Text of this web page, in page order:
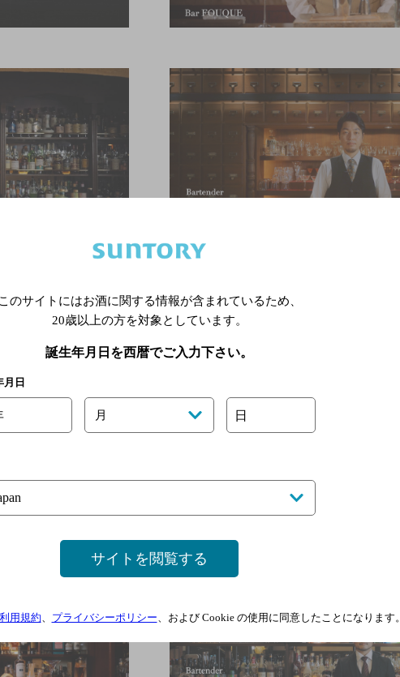
このサイトにはお酒に関する情報が含まれているため、
20歳以上の方を対象としています。
誕生年月日を西暦でご入力下さい。
月日
月 日
サイトを閲覧する
利用規約、 プライバシーポリシー、および Cookie の使用に同意したことになります。